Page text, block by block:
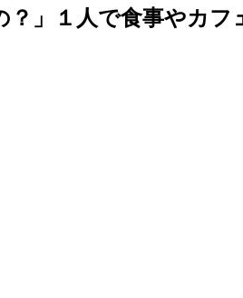
」１人で食事やカ